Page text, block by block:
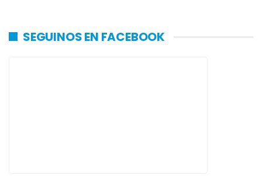
SEGUINOS EN FACEBOOK